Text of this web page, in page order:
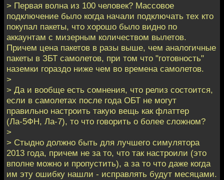
> Первая волна из 100 человек? Массовое
подключение было когда начали подключать тех кто
покупал пакеты, что хорошо было видно по
аккаунтам с мизерным количеством вылетов.
Причем цена пакетов в разы выше, чем аналогичные
пакеты в ЗБТ самолетов, при том что "готовность"
наземки гораздо ниже чем во времена самолетов.
>
> Да и вообще есть сомнения, что релиз состоится,
если в самолетах после года ОБТ не могут
правильно настроить такую вещь как флаттер
(Ла-5ФН, Ла-7), то что говорить о более сложном?
>
> Стыдно должно быть для лучшего симулятора
2013 года, причем не за то, что так настроили (это
вполне можно и пропустить), а за то что даже когда
им эту ошибку нашли - исправлять будут месяцами.